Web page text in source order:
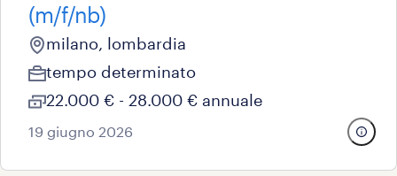
(m/f/nb)
milano, lombardia
tempo determinato
22.000 € - 28.000 € annuale
19 giugno 2026